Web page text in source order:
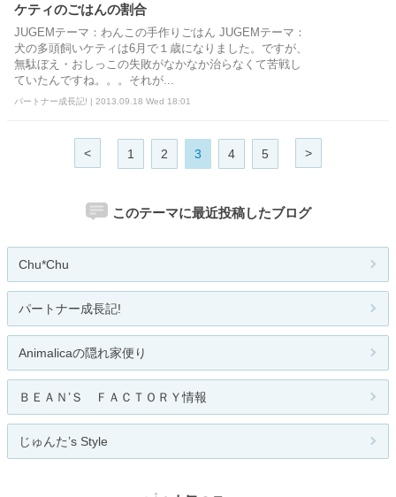
ケティのごはんの割合
JUGEMテーマ：わんこの手作りごはん JUGEMテーマ：
犬の多頭飼いケティは6月で１歳になりました。ですが、
無駄ぼえ・おしっこの失敗がなかなか治らなくて苦戦し
ていたんですね。。。それが...
パートナー成長記! | 2013.09.18 Wed 18:01
< 1 2 3 4 5 >
このテーマに最近投稿したブログ
Chu*Chu
パートナー成長記!
Animalicaの隠れ家便り
ＢＥＡＮ’Ｓ ＦＡＣＴＯＲＹ情報
じゅんた’s Style